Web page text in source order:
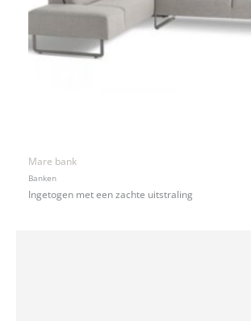
Mare bank
Banken
Ingetogen met een zachte uitstraling